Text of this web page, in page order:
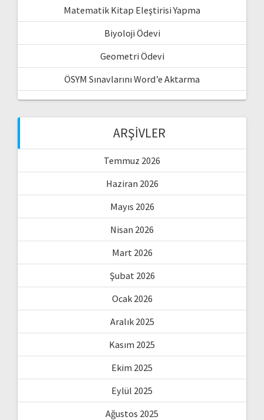
Matematik Kitap Eleştirisi Yapma
Biyoloji Ödevi
Geometri Ödevi
ÖSYM Sınavlarını Word’e Aktarma
ARŞIVLER
Temmuz 2026
Haziran 2026
Mayıs 2026
Nisan 2026
Mart 2026
Şubat 2026
Ocak 2026
Aralık 2025
Kasım 2025
Ekim 2025
Eylül 2025
Ağustos 2025